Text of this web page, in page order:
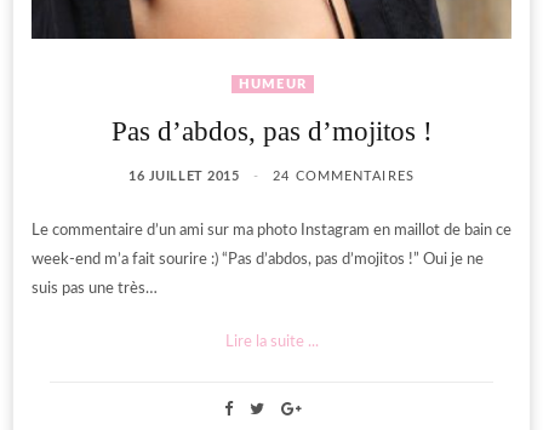
HUMEUR
Pas d’abdos, pas d’mojitos !
16 JUILLET 2015 24 COMMENTAIRES
Le commentaire d’un ami sur ma photo Instagram en maillot de bain ce
week-end m’a fait sourire :) “Pas d’abdos, pas d’mojitos !” Oui je ne
suis pas une très…
Lire la suite ...